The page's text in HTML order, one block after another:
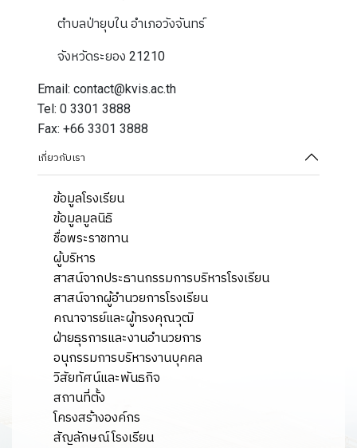
ตำบลป่ายุบใน อำเภอวังจันทร์
จังหวัดระยอง 21210
Email: contact@kvis.ac.th
Tel: 0 3301 3888
Fax: +66 3301 3888
เกี่ยวกับเรา
ข้อมูลโรงเรียน
ข้อมูลมูลนิธิ
ชื่อพระราชทาน
ผู้บริหาร
สาสน์จากประธานกรรมการบริหารโรงเรียน
สาสน์จากผู้อำนวยการโรงเรียน
คณาจารย์และผู้ทรงคุณวุฒิ
ฝ่ายธุรการและงานอำนวยการ
อนุกรรมการบริหารงานบุคคล
วิสัยทัศน์และพันธกิจ
สถานที่ตั้ง
โครงสร้างองค์กร
สัญลักษณ์โรงเรียน